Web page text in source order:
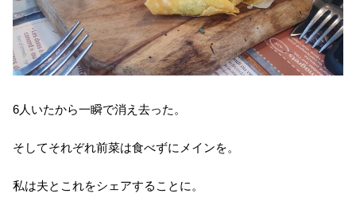
6人いたから一瞬で消え去った。
そしてそれぞれ前菜は食べずにメインを。
私は夫とこれをシェアすることに。